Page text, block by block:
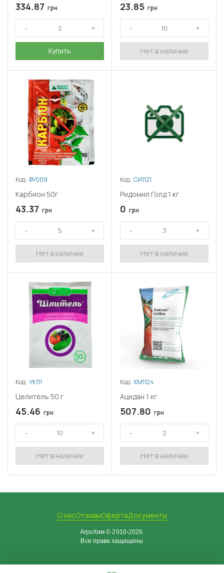
334.87 грн
Купить
23.85 грн
Нет в наличии
Код: ФУ009
Карбион 50г
43.37 грн
Нет в наличии
Код: СИ1121
Ридомил Голд 1 кг
0 грн
Нет в наличии
Код: УК111
Целитель 50 г
45.46 грн
Нет в наличии
Код: ХМ1124
Ацидан 1 кг
507.80 грн
Нет в наличии
О насОтзывыОфертаДокументы
АгроХим © 2010-2026.
Все права защищены